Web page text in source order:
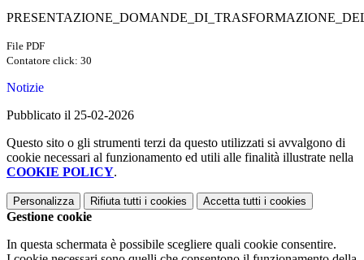
File PDF
Contatore click: 30
Notizie
Pubblicato il 25-02-2026
Questo sito o gli strumenti terzi da questo utilizzati si avvalgono di
cookie necessari al funzionamento ed utili alle finalità illustrate nella
COOKIE POLICY.
Personalizza Rifiuta tutti i cookies Accetta tutti i cookies
Gestione cookie
In questa schermata è possibile scegliere quali cookie consentire.